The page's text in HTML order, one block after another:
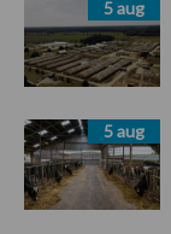
5 aug
5 aug